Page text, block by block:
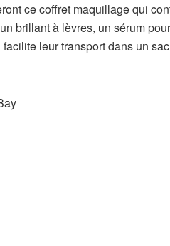
ce coffret maquillage qui
brillant à lèvres, un sérum
leur transport dans un